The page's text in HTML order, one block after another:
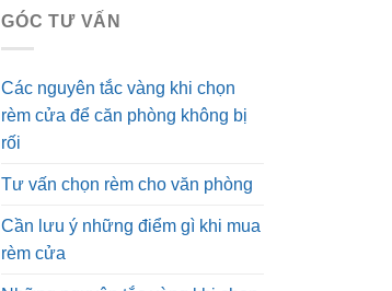
GÓC TƯ VẤN
Các nguyên tắc vàng khi chọn
rèm cửa để căn phòng không bị
rối
Tư vấn chọn rèm cho văn phòng
Cần lưu ý những điểm gì khi mua
rèm cửa